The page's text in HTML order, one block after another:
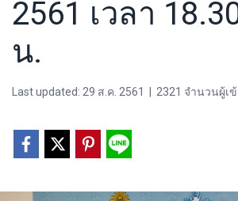
2561 เวลา
น.
Last updated: 29 ส.ค. 2561 2321 จำนวนผู้เ